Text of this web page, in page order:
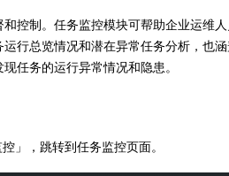
控制。任务监控模块可帮助企业运维
行总览情况和潜在异常任务分析，也
任务的运行异常情况和隐患。
」，跳转到任务监控页面。